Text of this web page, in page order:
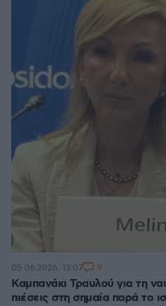
Καμπανάκι Τραυλού για τη
πιέσεις στη σημαία παρά το
05.06.2026, 13:07 9